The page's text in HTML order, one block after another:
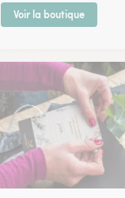
Voir la boutique